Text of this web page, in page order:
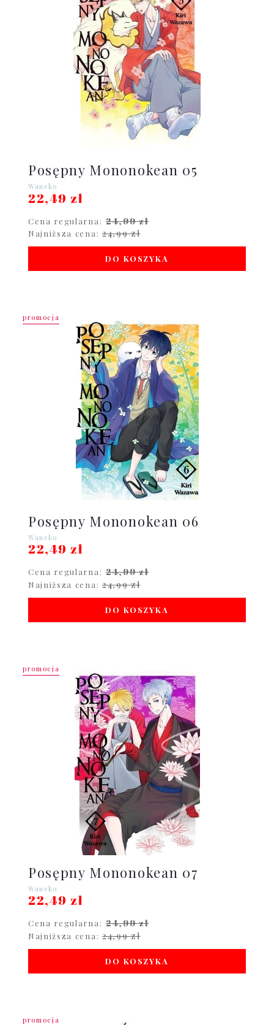
Posępny Mononokean 05
Waneko
22,49 zł
Cena regularna: 24,99 zł
Najniższa cena: 24,99 zł
DO KOSZYKA
Posępny Mononokean 06
Waneko
22,49 zł
Cena regularna: 24,99 zł
Najniższa cena: 24,99 zł
DO KOSZYKA
promocja
Posępny Mononokean 07
Waneko
22,49 zł
Cena regularna: 24,99 zł
Najniższa cena: 24,99 zł
DO KOSZYKA
promocja
promocja